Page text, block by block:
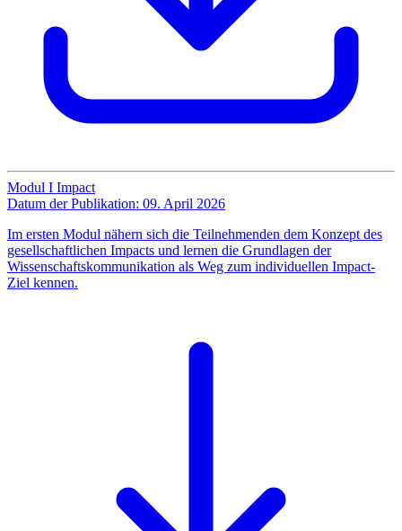
Modul I Impact
Datum der Publikation: 09. April 2026
Im ersten Modul nähern sich die Teilnehmenden dem Konzept des
gesellschaftlichen Impacts und lernen die Grundlagen der
Wissenschaftskommunikation als Weg zum individuellen Impact-
Ziel kennen.